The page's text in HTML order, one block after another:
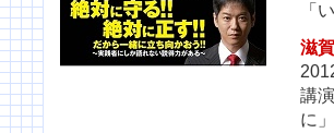
「
滋賀
講
に」